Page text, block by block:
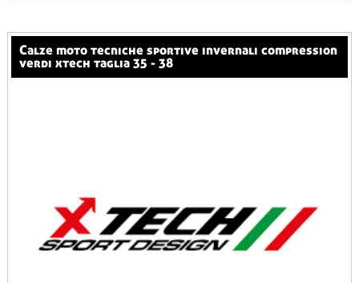
calze moto tecniche sportive invernali compression
verdi xtech taglia 35 - 38